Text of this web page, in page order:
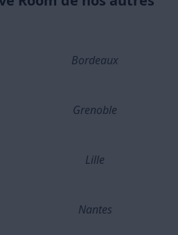
Bordeaux
Grenoble
Lille
Nantes